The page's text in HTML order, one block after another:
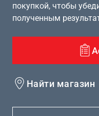
покупкой, чтобы
полученным
Найти магазин